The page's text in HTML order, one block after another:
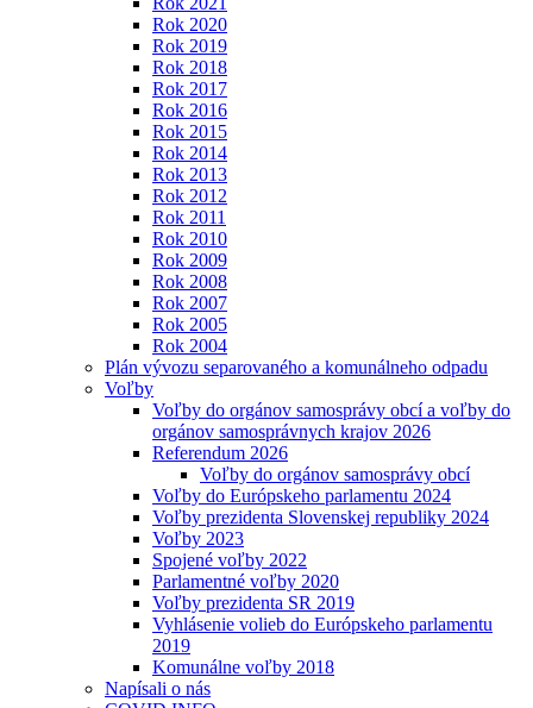
Rok 2020
Rok 2019
Rok 2018
Rok 2017
Rok 2016
Rok 2015
Rok 2014
Rok 2013
Rok 2012
Rok 2011
Rok 2010
Rok 2009
Rok 2008
Rok 2007
Rok 2005
Rok 2004
Plán vývozu separovaného a komunálneho odpadu
Voľby
Voľby do orgánov samosprávy obcí a voľby do
orgánov samosprávnych krajov 2026
Referendum 2026
Voľby do orgánov samosprávy obcí
Voľby do Európskeho parlamentu 2024
Voľby prezidenta Slovenskej republiky 2024
Voľby 2023
Spojené voľby 2022
Parlamentné voľby 2020
Voľby prezidenta SR 2019
Vyhlásenie volieb do Európskeho parlamentu
2019
Komunálne voľby 2018
Napísali o nás